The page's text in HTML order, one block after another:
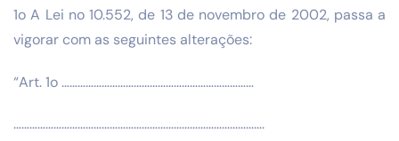
1o A Lei no 10.552, de 13 de novembro de 2002, passa a
vigorar com as seguintes alterações:
“Art. 1o ………………………………………………………………
………………………………………………………………………………….